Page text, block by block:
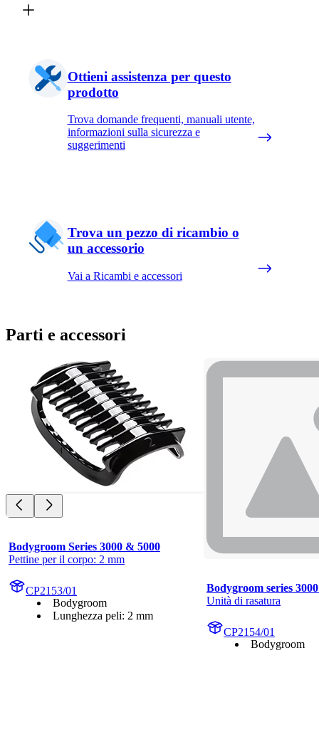
Ottieni assistenza per questo
prodotto
Trova domande frequenti, manuali utente,
informazioni sulla sicurezza e
suggerimenti
Trova un pezzo di ricambio o
un accessorio
Vai a Ricambi e accessori
Parti e accessori
Bodygroom Series 3000 & 5000
Pettine per il corpo: 2 mm
CP2153/01
Bodygroom
Lunghezza peli: 2 mm
Bodygroom series
Unità di rasatura
CP2154/01
Bodygroom